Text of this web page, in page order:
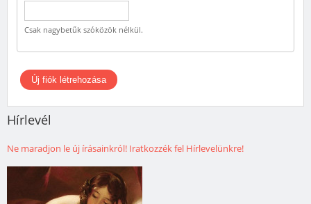
Csak nagybetűk szóközök nélkül.
Hírlevél
Ne maradjon le új írásainkról! Iratkozzék fel Hírlevelünkre!